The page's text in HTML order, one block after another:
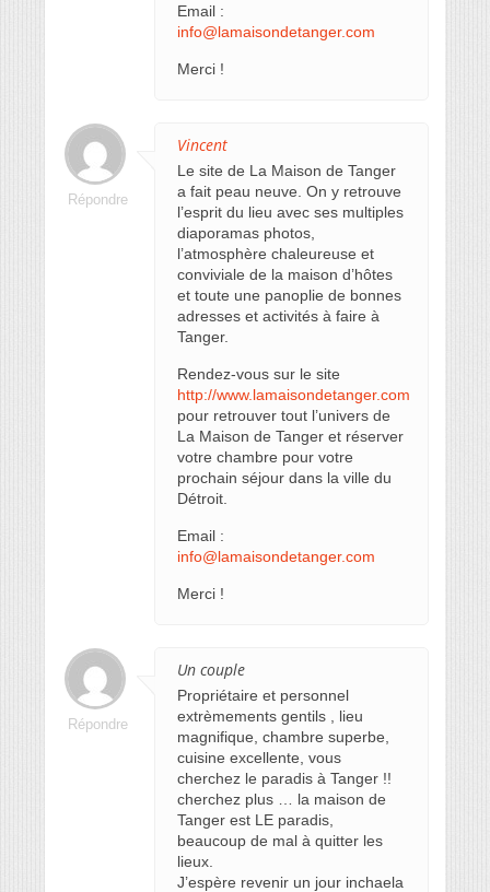
Email :
info@lamaisondetanger.com
Merci !
Vincent
Le site de La Maison de Tanger
a fait peau neuve. On y retrouve
l’esprit du lieu avec ses multiples
diaporamas photos,
l’atmosphère chaleureuse et
conviviale de la maison d’hôtes
et toute une panoplie de bonnes
adresses et activités à faire à
Tanger.
Rendez-vous sur le site
http://www.lamaisondetanger.com
pour retrouver tout l’univers de
La Maison de Tanger et réserver
votre chambre pour votre
prochain séjour dans la ville du
Détroit.
Email :
info@lamaisondetanger.com
Merci !
Répondre
Un couple
Propriétaire et personnel
extrèmements gentils , lieu
magnifique, chambre superbe,
cuisine excellente, vous
cherchez le paradis à Tanger !!
cherchez plus … la maison de
Tanger est LE paradis,
beaucoup de mal à quitter les
lieux.
J’espère revenir un jour inchaela
Répondre